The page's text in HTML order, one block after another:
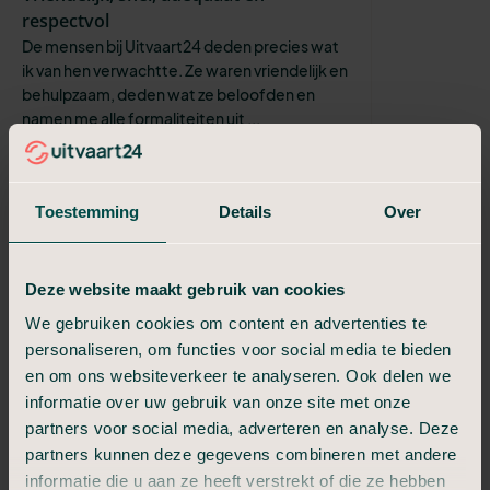
Toestemming Details Over
Deze website maakt gebruik van cookies
We gebruiken cookies om content en advertenties te
personaliseren, om functies voor social media te bieden
en om ons websiteverkeer te analyseren. Ook delen we
informatie over uw gebruik van onze site met onze
partners voor social media, adverteren en analyse. Deze
partners kunnen deze gegevens combineren met andere
informatie die u aan ze heeft verstrekt of die ze hebben
respectvol
De mensen bij Uitvaart24 deden precies wat
ik van hen verwachtte. Ze waren vriendelijk en
behulpzaam, deden wat ze beloofden en
namen me alle formaliteiten uit ...
Van alles was mogelijk, zeer sympathieke en
begrafenis helemaal kon overlaten aan ...
Simone
De begeleiding/regelen door oa Glen
gaf mij rust en vertrouwen
Wat ik heel erg gewaardeerd heb was dat
Glen in grijs kostuum kwam bij uitvaart,van
mijn dochter Suzan Lindeman in Enschede, ik
had nl aangegeven dat ik geen zw...